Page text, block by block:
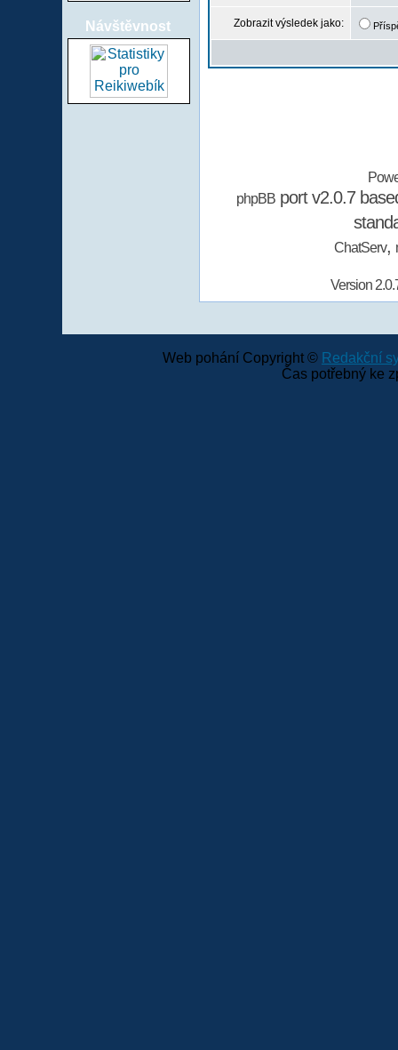
Návštěvnost Zobrazit výsledek jako:
phpBBport v2.0.7
ChatServ,
Version
Web pohání Copyright © Redakční
Čas potřebný ke